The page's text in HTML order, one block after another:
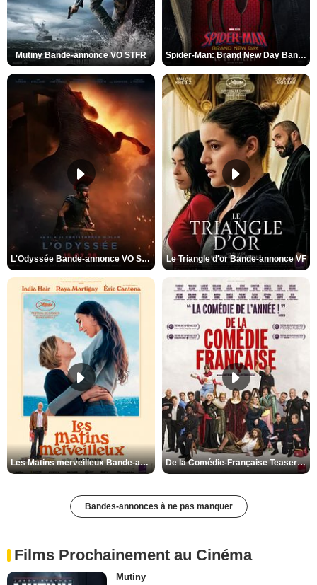
Mutiny Bande-annonce VO STFR Spider-Man: Brand New Day Bande-annonce VO STFR
L'Odyssée Bande-annonce VO STFR Le Triangle d'or Bande-annonce VF
Les Matins merveilleux Bande-annonce VF De la Comédie-Française Teaser VF
Bandes-annonces à ne pas manquer
Films Prochainement au Cinéma
Mutiny